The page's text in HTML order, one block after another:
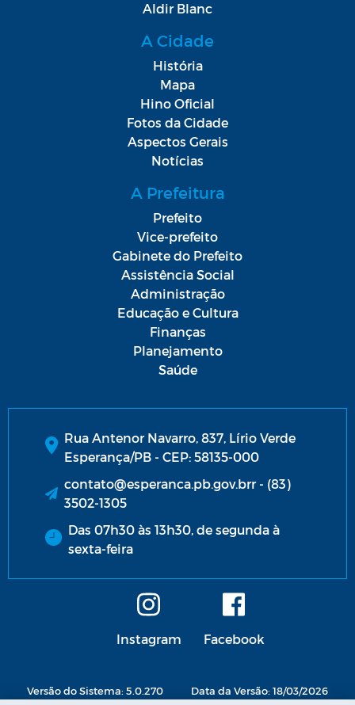
Aldir Blanc
A Cidade
História
Mapa
Hino Oficial
Fotos da Cidade
Aspectos Gerais
Notícias
A Prefeitura
Prefeito
Vice-prefeito
Gabinete do Prefeito
Assistência Social
Administração
Educação e Cultura
Finanças
Planejamento
Saúde
Rua Antenor Navarro, 837, Lírio Verde
Esperança/PB - CEP: 58135-000
contato@esperanca.pb.gov.brr - (83)
3502-1305
Das 07h30 às 13h30, de segunda à
sexta-feira
Instagram Facebook
Versão do Sistema: 5.0.270 Data da Versão: 18/03/2026